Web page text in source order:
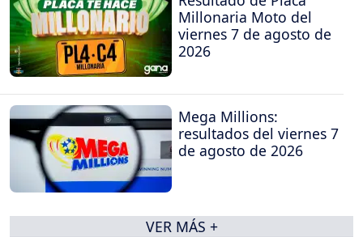
Millonaria Moto del
viernes 7 de agosto de
2026
Mega Millions:
resultados del viernes 7
de agosto de 2026
VER MÁS +